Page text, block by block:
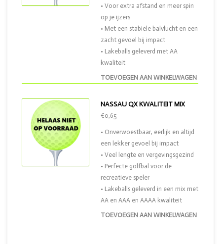
TOEVOEGEN AAN WINKELWAGEN
• Voor extra afstand en meer spin
op je ijzers
• Met een stabiele balvlucht en een
zacht gevoel bij impact
• Lakeballs geleverd met AA
kwaliteit
NASSAU QX KWALITEIT MIX
TOEVOEGEN AAN WINKELWAGEN
€0,65
• Onverwoestbaar, eerlijk en altijd
een lekker gevoel bij impact
• Veel lengte en vergevingsgezind
• Perfecte golfbal voor de
recreatieve speler
• Lakeballs geleverd in een mix met
AA en AAA en AAAA kwaliteit